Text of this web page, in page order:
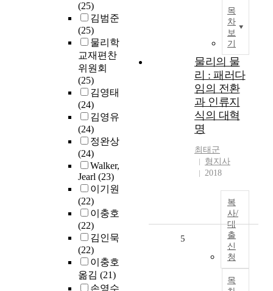
(25)
김범준
(25)
물리학
교재편찬
위원회
(25)
김영태
(24)
김영유
(24)
정완상
(24)
Walker,
Jearl (23)
이기원
(22)
이충호
(22)
김인묵
(22)
이충호
옮김 (21)
손영수
목
차
보
기
물리의 물
리 : 패러다
임의 전환
과 인류지
식의 대혁
명
최태군
형지사
2018
복
사/
대
출
신
청
목
5